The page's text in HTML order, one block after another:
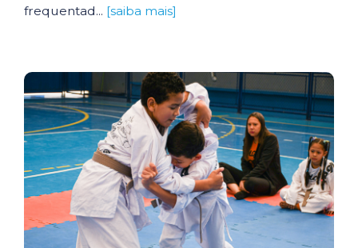
frequentad... [saiba mais]